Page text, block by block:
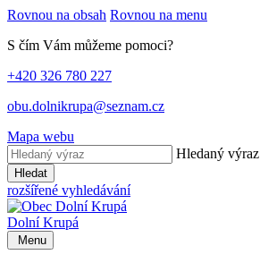
Rovnou na obsah Rovnou na menu
S čím Vám můžeme pomoci?
+420 326 780 227
obu.dolnikrupa@seznam.cz
Mapa webu
Hledaný výraz
Hledat
rozšířené vyhledávání
Dolní Krupá
Menu